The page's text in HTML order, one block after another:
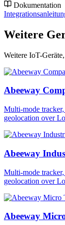
Dokumentation
Weitere
Weitere IoT-
Abeeway
Multi-mode
geolocation over
Abeeway
Multi-mode
geolocation over
Abeeway